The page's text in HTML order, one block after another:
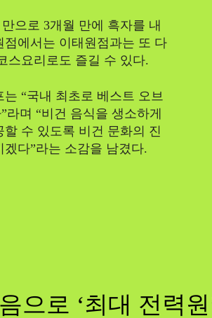
으로 3개월 만에 흑자를 내
에서는 이태원점과는 또 다
스요리로도 즐길 수 있다.
“국내 최초로 베스트 오브
라며 “비건 음식을 생소하게
수 있도록 비건 문화의 진
다”라는 소감을 남겼다.
으로 ‘최대 전력